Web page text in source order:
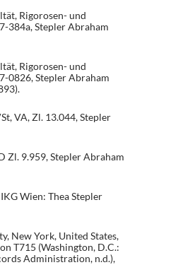
Rigorosen- und
384a, Stepler Abraham
Rigorosen- und
0826, Stepler Abraham
VA, Zl. 13.044, Stepler
Zl. 9.959, Stepler Abraham
Wien: Thea Stepler
New York, United States,
T715 (Washington, D.C.:
Administration, n.d.),